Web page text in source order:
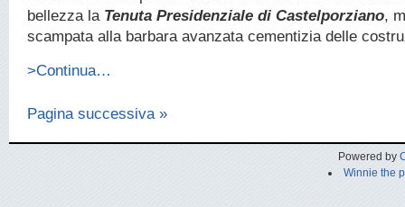
bellezza la Tenuta Presidenziale di Castelporziano,
scampata alla barbara avanzata cementizia delle
>Continua…
Pagina successiva »
Powered by
Winnie the